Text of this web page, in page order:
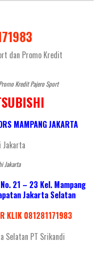
Kredit Pajero Sport
MAMPANG JAKARTA
Jakarta
21 – 23 Kel. Mampang
Jakarta Selatan
KLIK 081281171983